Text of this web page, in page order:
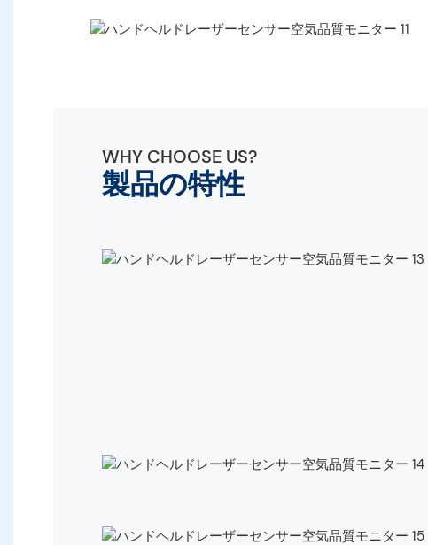
WHY CHOOSE US?
製品の特性